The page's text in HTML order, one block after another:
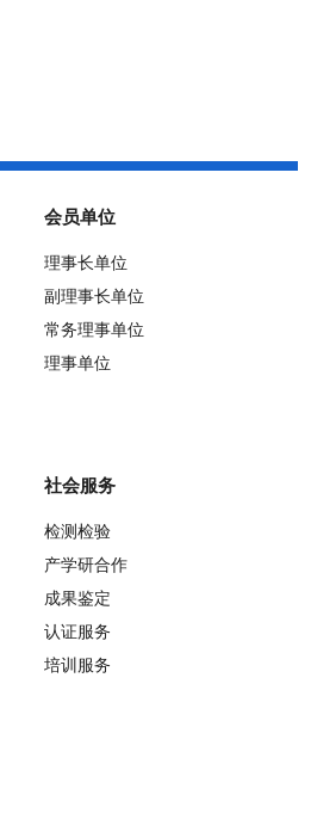
会员单位
理事长单位
副理事长单位
常务理事单位
理事单位
社会服务
检测检验
产学研合作
成果鉴定
认证服务
培训服务